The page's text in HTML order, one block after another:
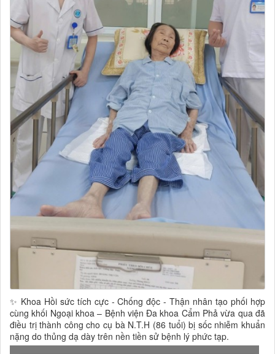
✨ Khoa Hồi sức tích cực - Chống độc - Thận nhân tạo phối hợp
cùng khối Ngoại khoa – Bệnh viện Đa khoa Cẩm Phả vừa qua đã
điều trị thành công cho cụ bà N.T.H (86 tuổi) bị sốc nhiễm khuẩn
nặng do thủng dạ dày trên nền tiền sử bệnh lý phức tạp.